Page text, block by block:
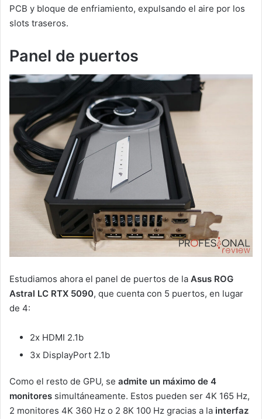
PCB y bloque de enfriamiento, expulsando el aire por los
slots traseros.
Panel de puertos
Estudiamos ahora el panel de puertos de la Asus ROG
Astral LC RTX 5090, que cuenta con 5 puertos, en lugar
de 4:
2x HDMI 2.1b
3x DisplayPort 2.1b
Como el resto de GPU, se admite un máximo de 4
monitores simultáneamente. Estos pueden ser 4K 165 Hz,
2 monitores 4K 360 Hz o 2 8K 100 Hz gracias a la interfaz